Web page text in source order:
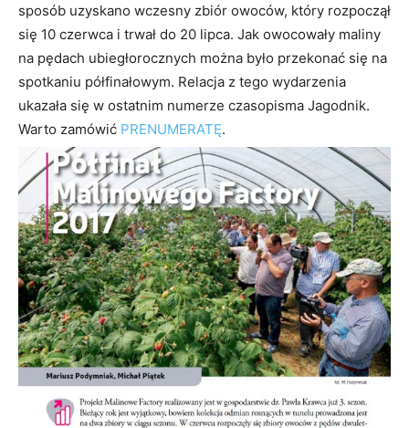
sposób uzyskano wczesny zbiór owoców, który rozpoczął
się 10 czerwca i trwał do 20 lipca. Jak owocowały maliny
na pędach ubiegłorocznych można było przekonać się na
spotkaniu półfinałowym. Relacja z tego wydarzenia
ukazała się w ostatnim numerze czasopisma Jagodnik.
Warto zamówić PRENUMERATĘ.